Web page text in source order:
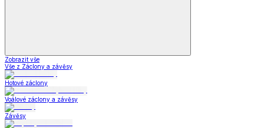
Zobrazit vše
Vše z Záclony a závěsy
Hotové záclony
Voálové záclony a závěsy
Závěsy